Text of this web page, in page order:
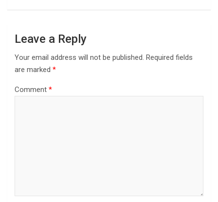
Leave a Reply
Your email address will not be published. Required fields
are marked *
Comment *